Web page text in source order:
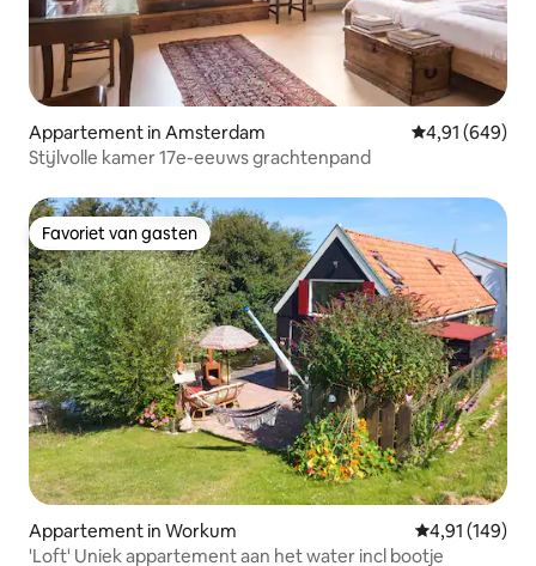
Appartement in Amsterdam Gemiddelde
4,91 (649)
Stijlvolle kamer 17e-eeuws grachtenpand
Favoriet van gasten
Favoriet van gasten
Appartement in Workum Gemiddelde
4,91 (149)
'Loft' Uniek appartement aan het water incl bootje